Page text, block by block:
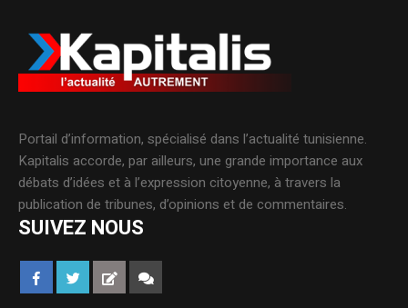
Portail d’information, spécialisé dans l’actualité tunisienne.
Kapitalis accorde, par ailleurs, une grande importance aux
débats d’idées et à l’expression citoyenne, à travers la
publication de tribunes, d’opinions et de commentaires.
SUIVEZ NOUS